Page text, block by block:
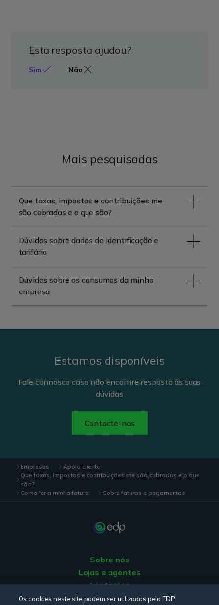
Esta resposta ajudou?
Sim Não
Mais pesquisadas
Que taxas, impostos e contribuições me
são cobradas e o que são?
Dúvidas sobre dados de identificação e
tarifário
Dúvidas sobre os consumos da minha
empresa
Estamos disponíveis
Fale connosco caso não encontre resposta às suas
dúvidas
Contacte-nos
Empresas
Apoio cliente
Que taxas, impostos e contribuições me são cobradas e o que
são?
Como ler a minha fatura
Sobre faturas e pagamentos
Sobre nós
Lojas e agentes
Contactos
Apoio ao Cliente
Os cookies neste site podem ser utilizados pela EDP